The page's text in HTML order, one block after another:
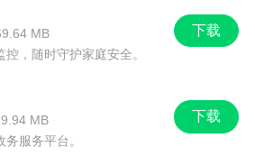
版本更新, 导致部分机型无法跳
享推荐到微信了.
下载
MB
控，随时守护家庭安全。
下载
MB
服务平台。